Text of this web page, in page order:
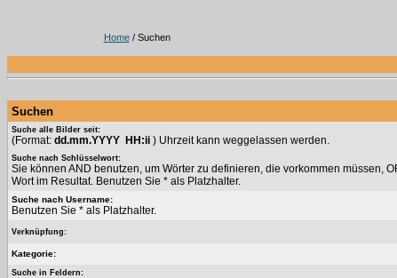
Home/ Suchen
Suchen
Suche alle Bilder seit:
(Format: dd.mm.YYYY HH:ii ) Uhrzeit kann weggelassen werden.
Suche nach Schlüsselwort:
Sie können AND benutzen, um Wörter zu definieren, die vorkommen müssen,
Wort im Resultat. Benutzen Sie * als Platzhalter.
Suche nach Username:
Benutzen Sie * als Platzhalter.
Verknüpfung:
Kategorie:
Suche in Feldern: